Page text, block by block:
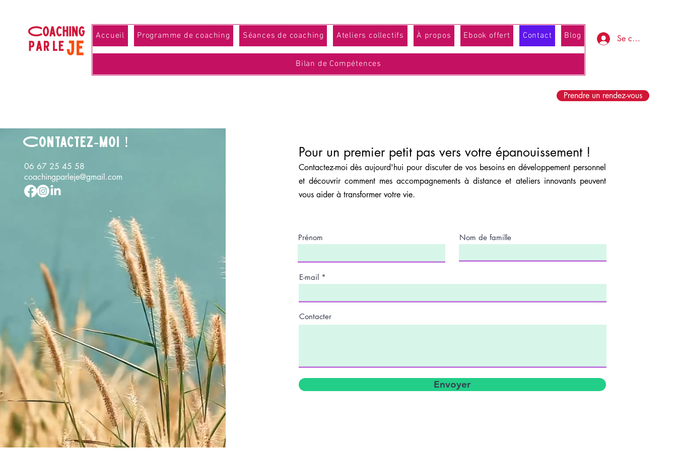
Accueil Programme de coaching Séances de coaching Ateliers collectifs À propos Ebook offert Contact Blog
Bilan de Compétences
Se connecter
Prendre un rendez-vous
Contactez-moi !
06 67 25 45 58
coachingparleje@gmail.com
Pour un premier petit pas vers votre épanouissement !
Contactez-moi dès aujourd'hui pour discuter de vos besoins en développement personnel
et découvrir comment mes accompagnements à distance et ateliers innovants peuvent
vous aider à transformer votre vie.
Prénom Nom de famille
E-mail
Contacter
Envoyer